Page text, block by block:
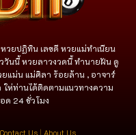
วยปฏิทิน เลขดี หวยแม่ทำเนียน
วันนี้ หวยลาวงวดนี้ ทำนายฝัน ดู
แม่น แม่ศิลา ร้อยล้าน , อาจาร์
ให่ท่านได้ติดตามแนวทางความ
ด 24 ชั่วโมง
Contact Us About Us